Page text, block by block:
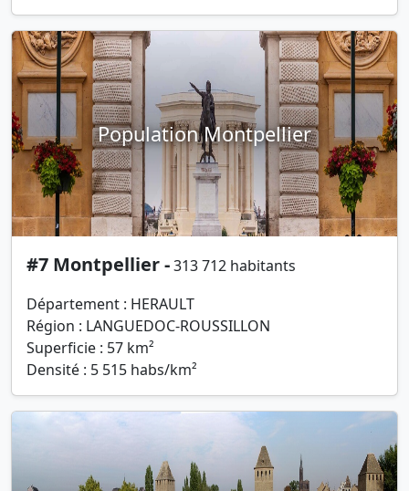
Population Montpellier
#7 Montpellier -313 712 habitants
Département : HERAULT
Région : LANGUEDOC-ROUSSILLON
Superficie : 57 km²
Densité : 5 515 habs/km²